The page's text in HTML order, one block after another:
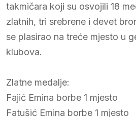
takmičara koji su osvojili 18
zlatnih, tri srebrene i devet
se plasirao na treće mjesto u
klubova.
Zlatne medalje:
Fajić Emina borbe 1 mjesto
Fatušić Emina borbe 1 mjesto